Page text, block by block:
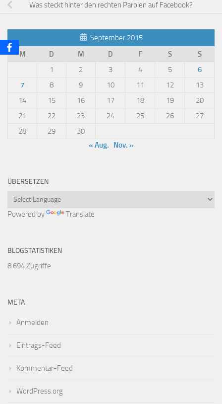
Was steckt hinter den rechten Parolen auf Facebook?
September 2015
M
D M D F S
S
1
2 3 4 5
6
7
8 9 10 11 12
13
14
15 16 17 18 19
20
21
22 23 24 25 26
27
28
29
30
« Aug.
Nov. »
ÜBERSETZEN
Powered by Translate
BLOGSTATISTIKEN
8.694 Zugriffe
META
Anmelden
Eintrags-Feed
Kommentar-Feed
WordPress.org